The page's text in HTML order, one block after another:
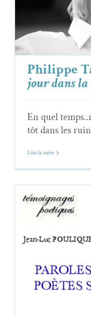
Philippe
jour dans
En quel
tôt dans les
Lire la suite